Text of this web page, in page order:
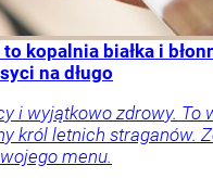
kopalnia białka i
na długo
i wyjątkowo zdrowy. To
król letnich straganów.
menu.